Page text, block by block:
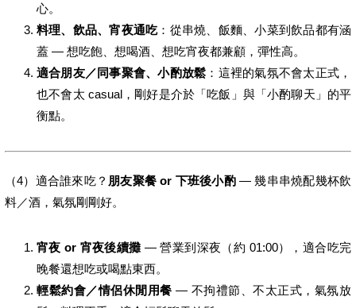
心。
料理、飲品、宵夜通吃：從串燒、飯麵、小菜到飲品都有涵
蓋 — 想吃飽、想喝酒、想吃宵夜都兼顧，彈性高。
適合朋友／同事聚會、小酌放鬆 ：這裡的氣氛不會太正式，
也不會太 casual，剛好是介於「吃飯」與「小酌聊天」的平
衡點。
（4）適合誰來吃？ 朋友聚餐 or 下班後小酌— 幾串串燒配幾杯飲
料／酒，氣氛剛剛好。
宵夜 or 宵夜後續攤 — 營業到深夜（約 01:00），適合吃完
晚餐還想吃或喝點東西。
輕鬆約會／情侶休閒用餐 — 不拘禮節、不太正式，氣氛放